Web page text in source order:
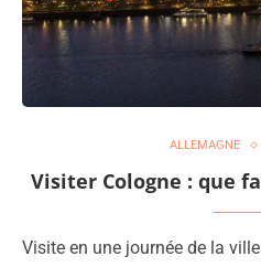
ALLEMAGNE
Visiter Cologne : que
Visite en une journée de la